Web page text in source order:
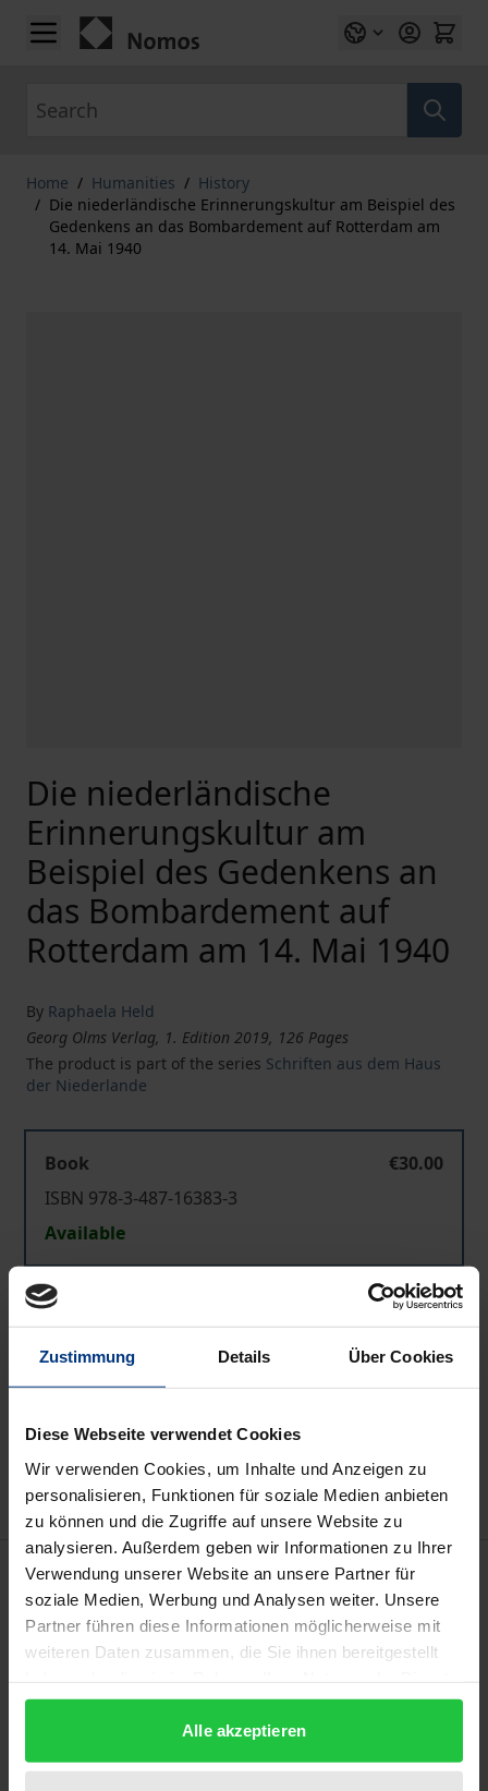
Zustimmung Details Über Cookies
Diese Webseite verwendet Cookies
Wir verwenden Cookies, um Inhalte und Anzeigen zu
personalisieren, Funktionen für soziale Medien anbieten
zu können und die Zugriffe auf unsere Website zu
analysieren. Außerdem geben wir Informationen zu Ihrer
Verwendung unserer Website an unsere Partner für
soziale Medien, Werbung und Analysen weiter. Unsere
Partner führen diese Informationen möglicherweise mit
weiteren Daten zusammen, die Sie ihnen bereitgestellt
gesammelt haben.
Alle akzeptieren
Skip to Content
Home / Humanities / History
/ Die niederländische Erinnerungskultur am Beispiel des
Gedenkens an das Bombardement auf Rotterdam am
14. Mai 1940
Die niederländische
Erinnerungskultur am
Beispiel des Gedenkens an
das Bombardement auf
Rotterdam am 14. Mai 1940
By Raphaela Held
Georg Olms Verlag, 1. Edition 2019, 126 Pages
The product is part of the series Schriften aus dem Haus
der Niederlande
Book
€30.00
ISBN 978-3-487-16383-3
Available
Prices include VAT. Depending on the delivery address, VAT
may vary at checkout.
Add to Cart
Add to Wish List
Description
Am 14. Mai 1940, vier Tage nach dem deutschen
Überfall auf die Niederlande, wurde die Hafenstadt
Rotterdam von den Nazis schwer bombardiert,
wobei mehrere hundert Menschen ihr Leben ließen
und das Stadtzentrum nahezu zerstört wurde. Wie